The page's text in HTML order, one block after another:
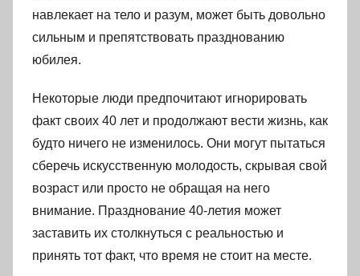
навлекает на тело и разум, может быть довольно
сильным и препятствовать празднованию
юбилея.
Некоторые люди предпочитают игнорировать
факт своих 40 лет и продолжают вести жизнь, как
будто ничего не изменилось. Они могут пытаться
сберечь искусственную молодость, скрывая свой
возраст или просто не обращая на него
внимание. Празднование 40-летия может
заставить их столкнуться с реальностью и
принять тот факт, что время не стоит на месте.